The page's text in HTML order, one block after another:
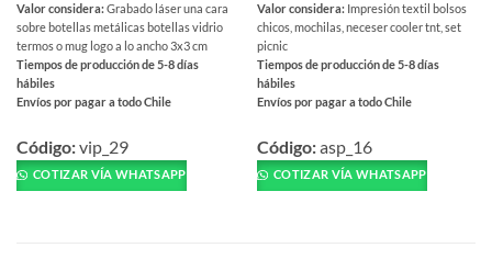
Valor considera:Grabado láser una cara
sobre botellas metálicas botellas vidrio
termos o mug logo a lo ancho 3x3 cm
Tiempos de producción de 5-8 días
hábiles
Envíos por pagar a todo Chile
producto
tiene
múltiples
Código:vip_29
COTIZAR VÍA WHATSAPP
Valor considera: Impresión textil bolsos
chicos, mochilas, neceser cooler tnt, set
picnic
Tiempos de producción de 5-8 días
hábiles
Envíos por pagar a todo Chile
producto
tiene
múltiples
Código:asp_16
COTIZAR VÍA WHATSAPP